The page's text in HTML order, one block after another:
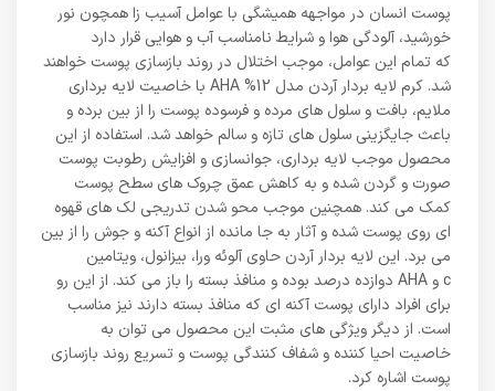
پوست انسان در مواجهه همیشگی با عوامل آسیب زا همچون نور
خورشید، آلودگی هوا و شرایط نامناسب آب و هوایی قرار دارد
که تمام این عوامل، موجب اختلال در روند بازسازی پوست خواهند
شد. کرم لایه بردار آردن مدل AHA %12 با خاصیت لایه برداری
ملایم، بافت و سلول های مرده و فرسوده پوست را از بین برده و
باعث جایگزینی سلول های تازه و سالم خواهد شد. استفاده از این
محصول موجب لایه برداری، جوانسازی و افزایش رطوبت پوست
صورت و گردن شده و به کاهش عمق چروک های سطح پوست
کمک می کند. همچنین موجب محو شدن تدریجی لک های قهوه
ای روی پوست شده و آثار به جا مانده از انواع آکنه و جوش را از بین
می برد. این لایه بردار آردن حاوی آلوئه ورا، بیزانول، ویتامین
c و AHA دوازده درصد بوده و منافذ بسته را باز می کند. از این رو
برای افراد دارای پوست آکنه ای که منافذ بسته دارند نیز مناسب
است. از دیگر ویژگی های مثبت این محصول می توان به
خاصیت احیا کننده و شفاف کنندگی پوست و تسریع روند بازسازی
پوست اشاره کرد.